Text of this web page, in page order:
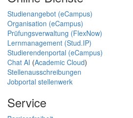
Studienangebot (eCampus)
Organisation (eCampus)
Prüfungsverwaltung (FlexNow)
Lernmanagement (Stud.IP)
Studierendenportal (eCampus)
Chat AI (Academic Cloud)
Stellenausschreibungen
Jobportal stellenwerk
Service